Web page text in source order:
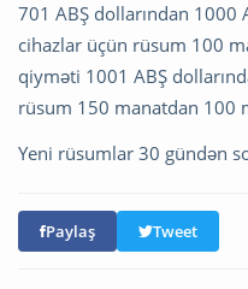
701 ABŞ dollarından 1000
cihazlar üçün rüsum 100
qiyməti 1001 ABŞ
rüsum 150 manatdan 100
Yeni rüsumlar 30 gündən
Paylaş Tweet